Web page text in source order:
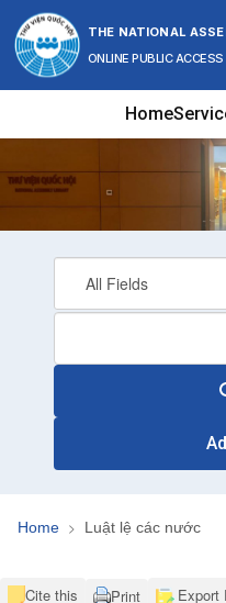
Skip to content
THE NATIONAL
ONLINE PUBLIC
Home
Home Luật lệ các nước
Cite this Print Export